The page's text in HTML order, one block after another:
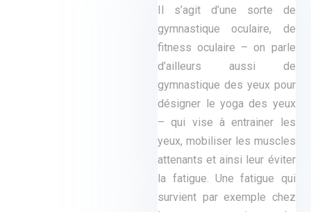
Il s’agit d’une sorte de
gymnastique oculaire, de
fitness oculaire – on parle
d’ailleurs aussi de
gymnastique des yeux pour
désigner le yoga des yeux
– qui vise à entrainer les
yeux, mobiliser les muscles
attenants et ainsi leur éviter
la fatigue. Une fatigue qui
survient par exemple chez